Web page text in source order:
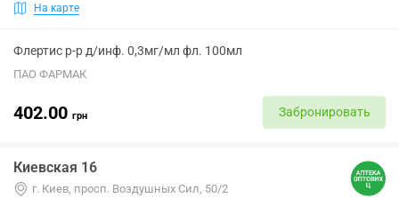
На карте
Флертис р-р д/инф. 0,3мг/мл фл. 100мл
ПАО ФАРМАК
402.00 грн Забронировать
Киевская 16
г. Киев, просп. Воздушных Сил, 50/2